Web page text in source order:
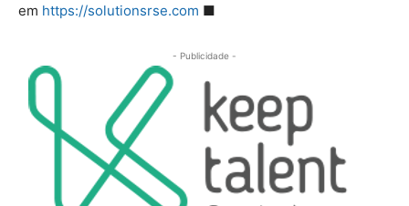
em https://solutionsrse.com ■
- Publicidade -